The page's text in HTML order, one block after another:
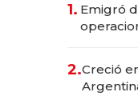
1. Emigró
2.Creció